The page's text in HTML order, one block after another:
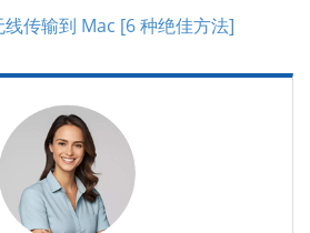
传输到 Mac [6 种绝佳方法]